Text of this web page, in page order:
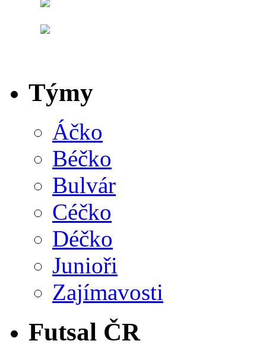
Týmy
Áčko
Béčko
Bulvár
Céčko
Déčko
Junioři
Zajímavosti
Futsal ČR